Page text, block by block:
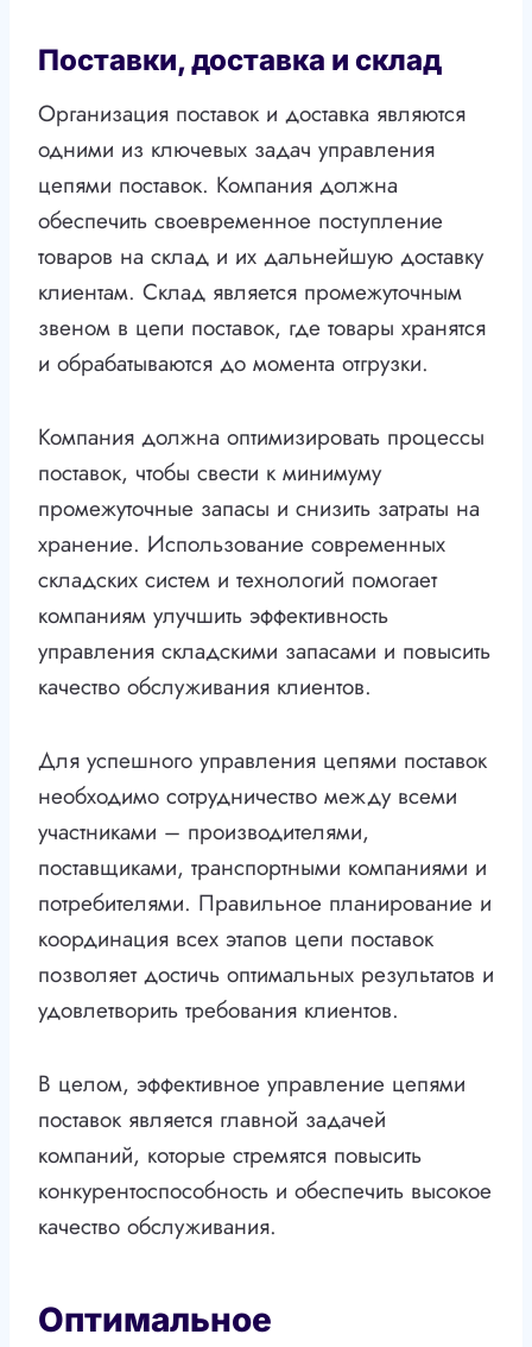
Поставки, доставка и склад
Организация поставок и доставка являются
одними из ключевых задач управления
цепями поставок. Компания должна
обеспечить своевременное поступление
товаров на склад и их дальнейшую доставку
клиентам. Склад является промежуточным
звеном в цепи поставок, где товары хранятся
и обрабатываются до момента отгрузки.
Компания должна оптимизировать процессы
поставок, чтобы свести к минимуму
промежуточные запасы и снизить затраты на
хранение. Использование современных
складских систем и технологий помогает
компаниям улучшить эффективность
управления складскими запасами и повысить
качество обслуживания клиентов.
Для успешного управления цепями поставок
необходимо сотрудничество между всеми
участниками – производителями,
поставщиками, транспортными компаниями и
потребителями. Правильное планирование и
координация всех этапов цепи поставок
позволяет достичь оптимальных результатов и
удовлетворить требования клиентов.
В целом, эффективное управление цепями
поставок является главной задачей
компаний, которые стремятся повысить
конкурентоспособность и обеспечить высокое
качество обслуживания.
Оптимальное